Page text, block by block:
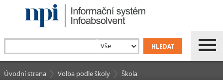
Úvodní strana Volba podle školy Škola